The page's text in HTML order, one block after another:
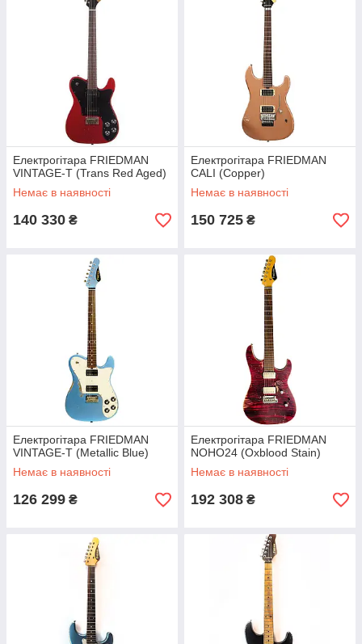
Електрогітара FRIEDMAN
VINTAGE-T (Trans Red Aged)
Немає в наявності
140 330 ₴
Електрогітара FRIEDMAN
CALI (Copper)
Немає в наявності
150 725 ₴
Електрогітара FRIEDMAN
VINTAGE-T (Metallic Blue)
Немає в наявності
126 299 ₴
Електрогітара FRIEDMAN
NOHO24 (Oxblood Stain)
Немає в наявності
192 308 ₴